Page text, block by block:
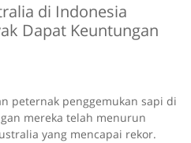
di Indonesia
Dapat Keuntungan
peternak penggemukan sapi di
mereka telah menurun
yang mencapai rekor.